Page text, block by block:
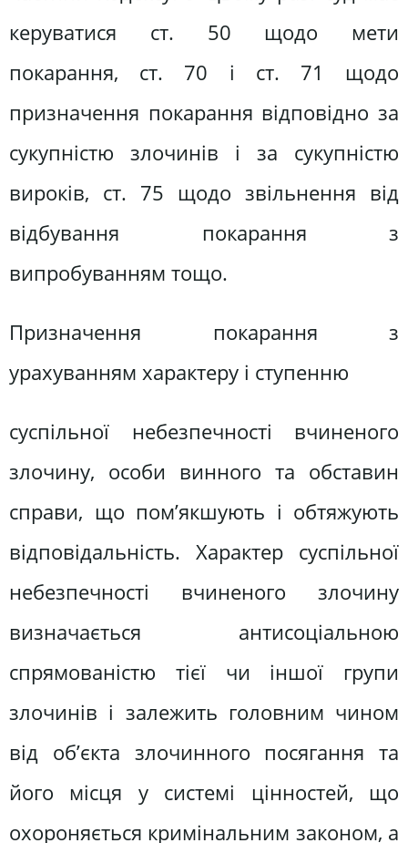
керуватися ст. 50 щодо мети
покарання, ст. 70 і ст. 71 щодо
призначення покарання відповідно за
сукупністю злочинів і за сукупністю
вироків, ст. 75 щодо звільнення від
відбування покарання з
випробуванням тощо.
Призначення покарання з
урахуванням характеру і ступенню
суспільної небезпечності вчиненого
злочину, особи винного та обставин
справи, що пом’якшують і обтяжують
відповідальність. Характер суспільної
небезпечності вчиненого злочину
визначається антисоціальною
спрямованістю тієї чи іншої групи
злочинів і залежить головним чином
від об’єкта злочинного посягання та
його місця у системі цінностей, що
охороняється кримінальним законом, а